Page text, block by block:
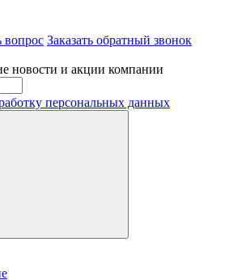
вопрос Заказать обратный звонок
новости и акции компании
персональных данных